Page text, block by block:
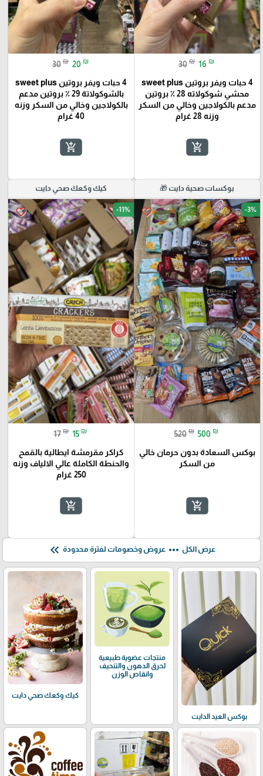
30 ₪ 16 ₪
4 حبات ويفر بروتين sweet plus
محشي شوكولاته 28 ٪؜ بروتين
مدعم بالكولاجين وخالي من السكر
وزنه 28 غرام
add_shopping_cart
30 ₪ 20 ₪
4 حبات ويفر بروتين sweet plus
بالشوكولاتة 29 ٪؜ بروتين مدعم
بالكولاجين وخالي من السكر وزنه
40 غرام
add_shopping_cart
بوكسات صحية دايت 🎁
favorite_border -3%
520 ₪ 500 ₪
بوكس السعادة بدون حرمان خالي
من السكر
add_shopping_cart
كيك وكعك صحي دايت
favorite_border -11%
17 ₪ 15 ₪
كراكر مقرمشة ايطالية بالقمح
والحنطة الكاملة عالي الالياف وزنه
250 غرام
add_shopping_cart
عرض الكل more_horiz عروض وخصومات لفترة محدودة keyboard_double_arrow_left
بوكس العيد الدايت
منتجات عضوية طبيعية
لحرق الدهون والتنحيف
وانقاص الوزن
كيك وكعك صحي دايت